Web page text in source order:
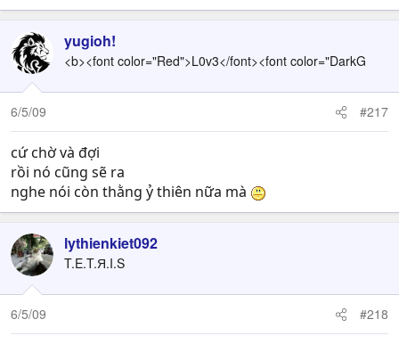
yugioh!
<b><font color="Red">L0v3</font><font color="DarkG
6/5/09 #217
cứ chờ và đợi
rồi nó cũng sẽ ra
nghe nói còn thằng ỷ thiên nữa mà
lythienkiet092
T.E.T.Я.I.S
6/5/09 #218